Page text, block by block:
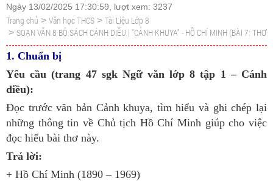
Ngày 13/02/2025 17:30:59, lượt xem: 3237
Trang chủ > Văn học THCS > Tài Liệu Lớp 8
> SOẠN VĂN 8 BỘ SÁCH CÁNH DIỀU | "CẢNH KHUYA" - HỒ CHÍ MINH (BÀI 7: THƠ
1. Chuẩn bị
Yêu cầu (trang 47 sgk Ngữ văn lớp 8 tập 1 – Cánh
diều):
Đọc trước văn bản Cảnh khuya, tìm hiểu và ghi chép lại
những thông tin về Chủ tịch Hồ Chí Minh giúp cho việc
đọc hiểu bài thơ này.
Trả lời:
+ Hồ Chí Minh (1890 – 1969)